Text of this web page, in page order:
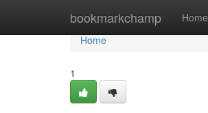
bookmarkchamp Home
Home
Home
1